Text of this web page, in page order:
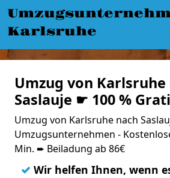
Karlsruhe
Umzug von Karlsruhe
Saslauje ☛ 100 %
Umzug von Karlsruhe nach
Umzugsunternehmen -
Min. ➨ Beiladung ab 86€
✓ Wir helfen Ihnen, wenn